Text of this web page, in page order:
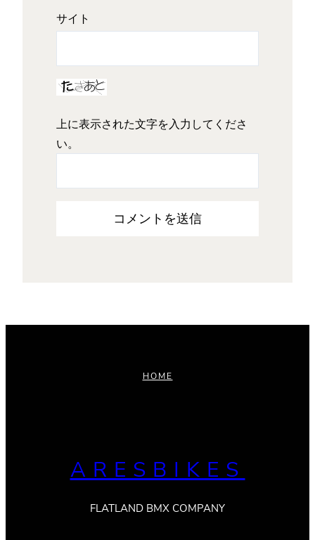
サイト
上に表示された文字を入力してくださ
い。
HOME
ARESBIKES
FLATLAND BMX COMPANY